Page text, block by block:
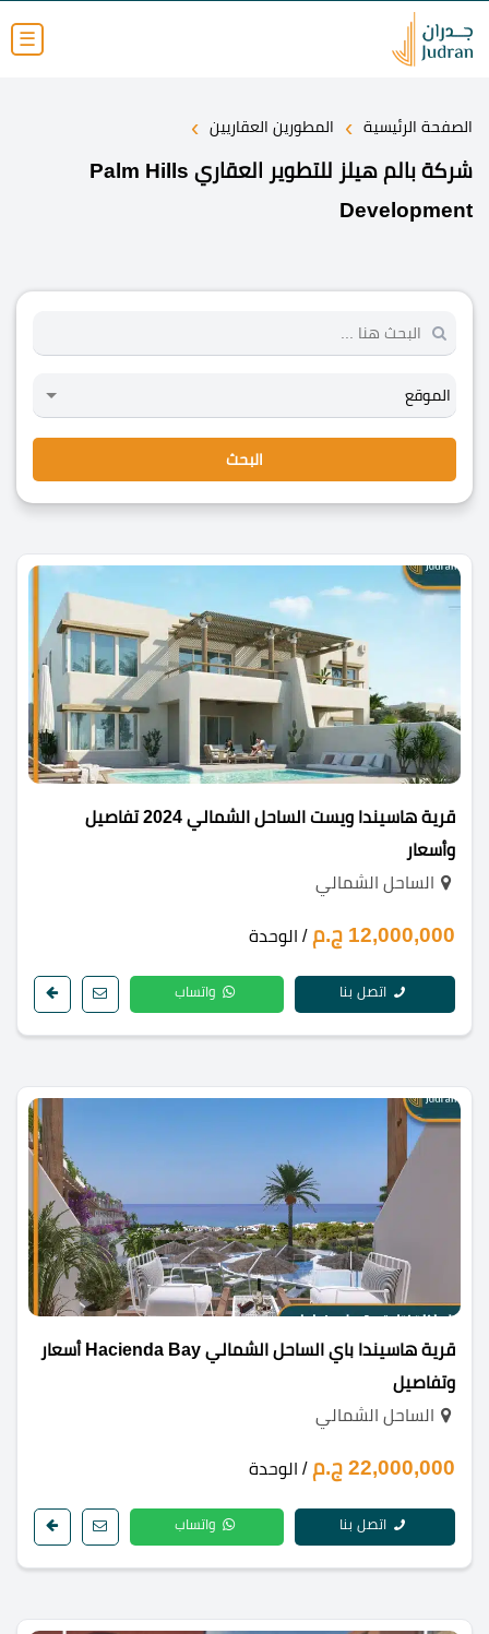
☰
الصفحة الرئيسية › المطورين العقاريين ›
شركة بالم هيلز للتطوير العقاري Palm Hills
Development
البحث
قرية هاسيندا ويست الساحل الشمالي 2024 تفاصيل
وأسعار
الساحل الشمالي
12,000,000 ج.م / الوحدة
اتصل بنا واتساب
قرية هاسيندا باي الساحل الشمالي Hacienda Bay أسعار
وتفاصيل
الساحل الشمالي
22,000,000 ج.م / الوحدة
اتصل بنا واتساب